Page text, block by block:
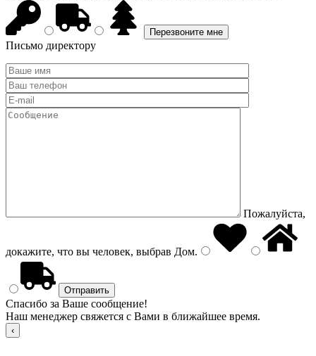
Письмо директору
Пожалуйста,
докажите, что вы человек, выбрав Дом.
Спасибо за Ваше сообщение!
Наш менеджер свяжется с Вами в ближайшее время.